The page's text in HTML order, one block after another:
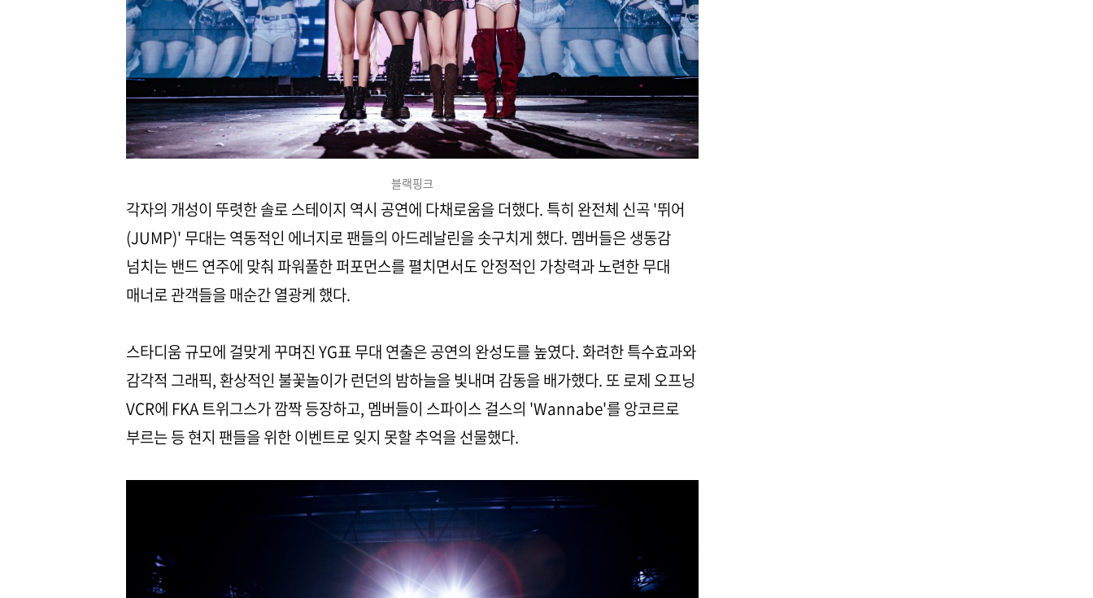
블랙핑크
각자의 개성이 뚜렷한 솔로 스테이지 역시 공연에 다채로움을 더했다. 특히 완전체 신곡 '뛰어
(JUMP)' 무대는 역동적인 에너지로 팬들의 아드레날린을 솟구치게 했다. 멤버들은 생동감
넘치는 밴드 연주에 맞춰 파워풀한 퍼포먼스를 펼치면서도 안정적인 가창력과 노련한 무대
매너로 관객들을 매순간 열광케 했다.
스타디움 규모에 걸맞게 꾸며진 YG표 무대 연출은 공연의 완성도를 높였다. 화려한 특수효과와
감각적 그래픽, 환상적인 불꽃놀이가 런던의 밤하늘을 빛내며 감동을 배가했다. 또 로제 오프닝
VCR에 FKA 트위그스가 깜짝 등장하고, 멤버들이 스파이스 걸스의 'Wannabe'를 앙코르로
부르는 등 현지 팬들을 위한 이벤트로 잊지 못할 추억을 선물했다.